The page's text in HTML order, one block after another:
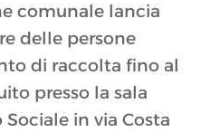
comunale lancia
delle persone
di raccolta fino al
presso la sala
in via Costa